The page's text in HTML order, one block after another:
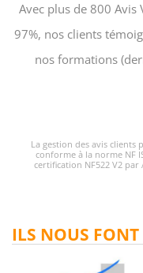
Avec plus de 800
97%, nos clients
nos formations
La gestion des avis clients
conforme à la norme NF
certification NF522 V2 par
ILS NOUS